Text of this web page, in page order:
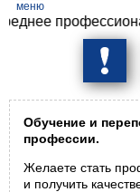
Обучение и
профессии.
Желаете стать
и получить